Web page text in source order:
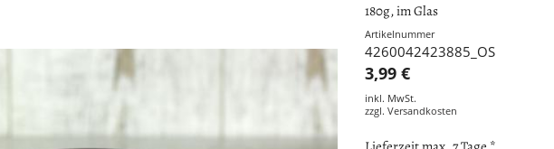
180g, im Glas
Artikelnummer
4260042423885_OS
3,99 €
inkl. MwSt.
zzgl. Versandkosten